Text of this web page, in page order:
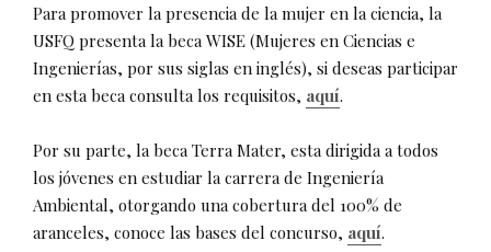
Para promover la presencia de la mujer en la ciencia, la
USFQ presenta la beca WISE (Mujeres en Ciencias e
Ingenierías, por sus siglas en inglés), si deseas participar
en esta beca consulta los requisitos, aquí.
Por su parte, la beca Terra Mater, esta dirigida a todos
los jóvenes en estudiar la carrera de Ingeniería
Ambiental, otorgando una cobertura del 100% de
aranceles, conoce las bases del concurso, aquí.